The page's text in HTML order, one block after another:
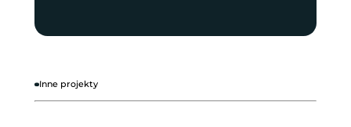
Inne projekty